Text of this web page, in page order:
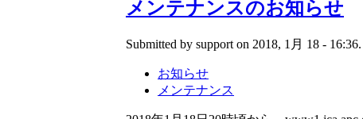
メンテナンスのお知らせ
Submitted by support on 2018, 1月 18 - 16:36.
お知らせ
メンテナンス